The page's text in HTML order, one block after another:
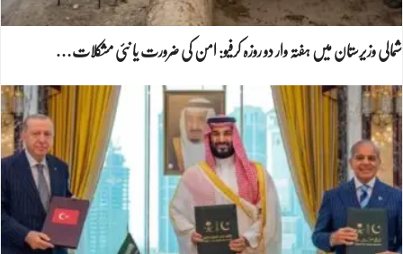
شمالی وزیرستان میں ہفتہ وار دو روزہ کرفیو: امن کی ضرورت یا نئی مشکلات…